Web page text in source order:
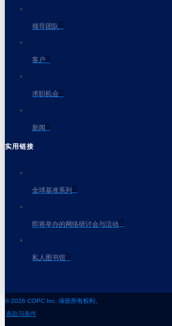
领导团队
客户
求职机会
新闻
实用链接
全球基准系列
即将举办的网络研讨会与活动
私人图书馆
© 2026 COPC Inc. 保留所有权利。
条款与条件